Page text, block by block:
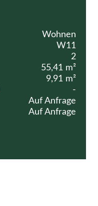
Wohnen
W11
2
55,41 m²
9,91 m²
-
Auf Anfrage
Auf Anfrage